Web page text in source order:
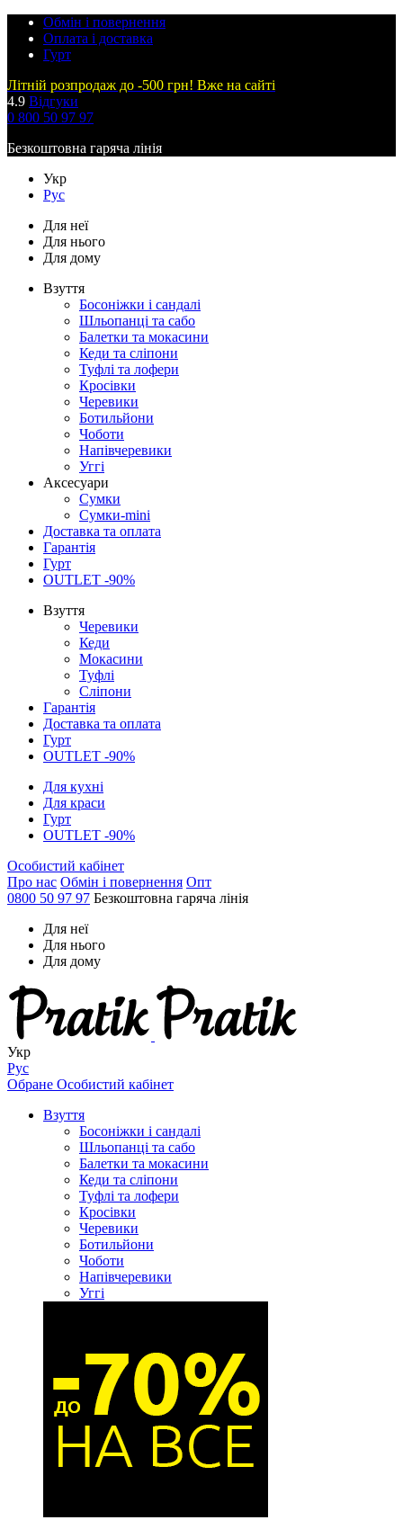
Обмін і повернення
Оплата і доставка
Гурт
Літній розпродаж до -500 грн! Вже на сайті
4.9 Відгуки
0 800 50 97 97
Безкоштовна гаряча лінія
Укр
Рус
Для неї
Для нього
Для дому
Взуття
Босоніжки і сандалі
Шльопанці та сабо
Балетки та мокасини
Кеди та сліпони
Туфлі та лофери
Кросівки
Черевики
Ботильйони
Чоботи
Напівчеревики
Уггі
Аксесуари
Сумки
Сумки-mini
Доставка та оплата
Гарантія
Гурт
OUTLET -90%
Взуття
Черевики
Кеди
Мокасини
Туфлі
Сліпони
Гарантія
Доставка та оплата
Гурт
OUTLET -90%
Для кухні
Для краси
Гурт
OUTLET -90%
Особистий кабінет
Про нас Обмін і повернення Опт
0800 50 97 97 Безкоштовна гаряча лінія
Для неї
Для нього
Для дому
Укр
Рус
Обране Особистий кабінет
Взуття
Босоніжки і сандалі
Шльопанці та сабо
Балетки та мокасини
Кеди та сліпони
Туфлі та лофери
Кросівки
Черевики
Ботильйони
Чоботи
Напівчеревики
Уггі